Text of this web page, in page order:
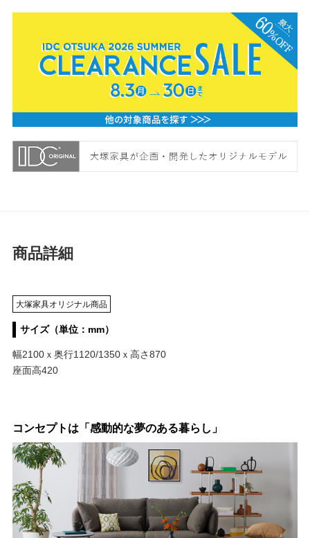
商品詳細
大塚家具オリジナル商品
サイズ（単位：mm）
幅2100ｘ奥行1120/1350ｘ高さ870
座面高420
コンセプトは「感動的な夢のある暮らし」